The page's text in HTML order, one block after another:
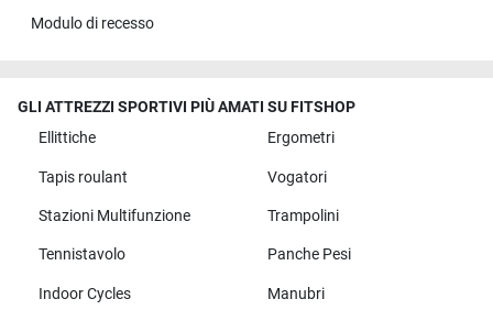
Modulo di recesso
GLI ATTREZZI SPORTIVI PIÙ AMATI SU FITSHOP
Ellittiche
Ergometri
Tapis roulant Vogatori
Stazioni Multifunzione Trampolini
Tennistavolo Panche Pesi
Indoor Cycles Manubri